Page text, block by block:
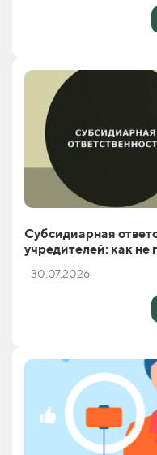
Субсидиарная
учредителей: как не
30.07.2026